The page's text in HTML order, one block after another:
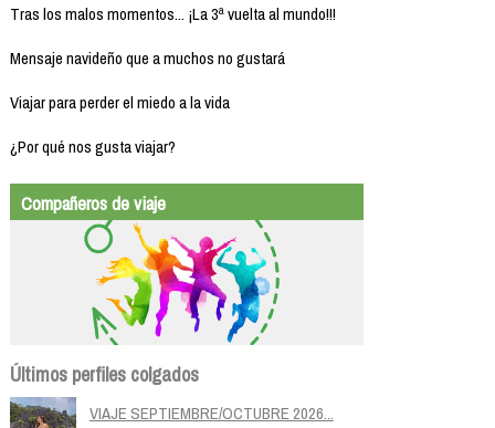
Tras los malos momentos... ¡La 3ª vuelta al mundo!!!
Mensaje navideño que a muchos no gustará
Viajar para perder el miedo a la vida
¿Por qué nos gusta viajar?
Compañeros de viaje
Últimos perfiles colgados
VIAJE SEPTIEMBRE/OCTUBRE 2026...